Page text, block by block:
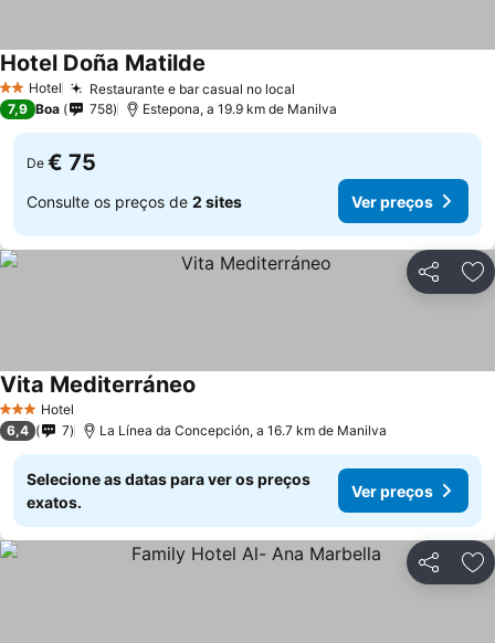
2 Estrelas
Hotel Restaurante e bar casual no local
Hotel Doña Matilde
7,9 Boa 758 Estepona, a 19.9 km de Manilva
De € 75
Consulte os preços de 2 sites Ver preços
Partilhar
3 EstrelasHotel
Vita Mediterráneo
6,4 7 La Línea da Concepción, a 16.7 km de Manilva
Selecione as datas para ver os preços
exatos.
Ver preços
Partilhar